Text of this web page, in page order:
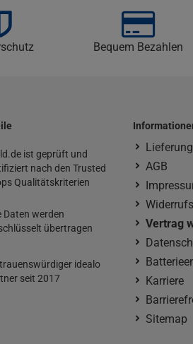
Bequem Bezahlen
ist geprüft und
nach den Trusted
Qualitätskriterien
Daten werden
übertragen
idealo
seit 2017
AGB
Vertrag
Karriere
Sitemap